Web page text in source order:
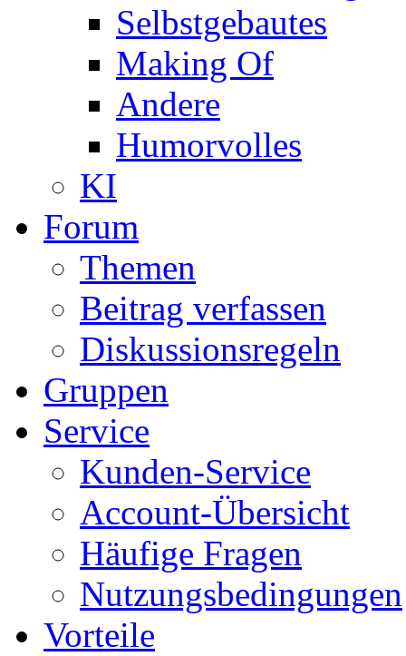
Selbstgebautes
Making Of
Andere
Humorvolles
KI
Forum
Themen
Beitrag verfassen
Diskussionsregeln
Gruppen
Service
Kunden-Service
Account-Übersicht
Häufige Fragen
Nutzungsbedingungen
Vorteile